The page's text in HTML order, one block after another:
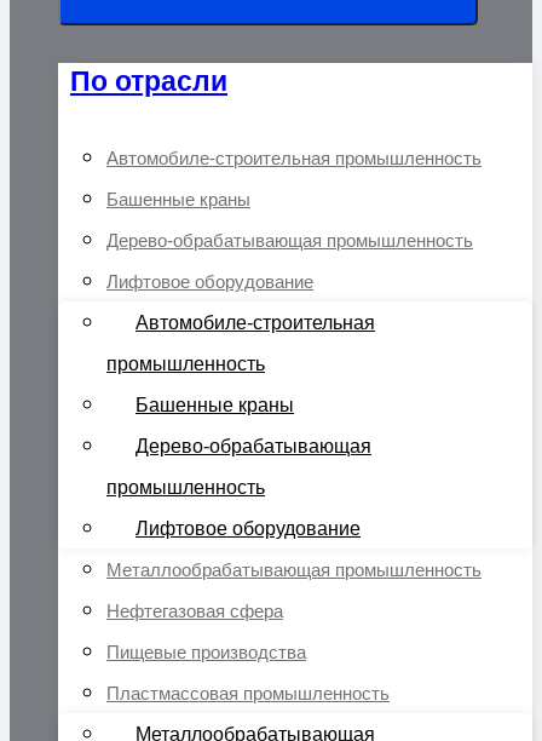
По отрасли
Автомобиле-строительная промышленность
Башенные краны
Дерево-обрабатывающая промышленность
Лифтовое оборудование
Автомобиле-строительная
промышленность
Башенные краны
Дерево-обрабатывающая
промышленность
Лифтовое оборудование
Металлообрабатывающая промышленность
Нефтегазовая сфера
Пищевые производства
Пластмассовая промышленность
Металлообрабатывающая